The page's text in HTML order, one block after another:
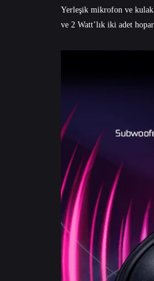
Yerleşik mikrofon ve
ve 2 Watt’lık iki adet